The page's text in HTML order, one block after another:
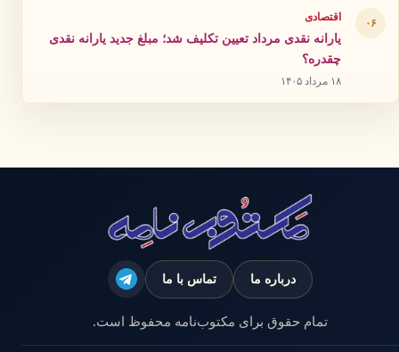
۰۶ اقتصادی
یارانه نقدی مرداد تعیین تکلیف شد؛ مبلغ جدید یارانه نقدی
چقدره؟
۱۸ مرداد ۱۴۰۵
درباره ما تماس با ما
تمام حقوق برای مکتوب‌نامه محفوظ است.